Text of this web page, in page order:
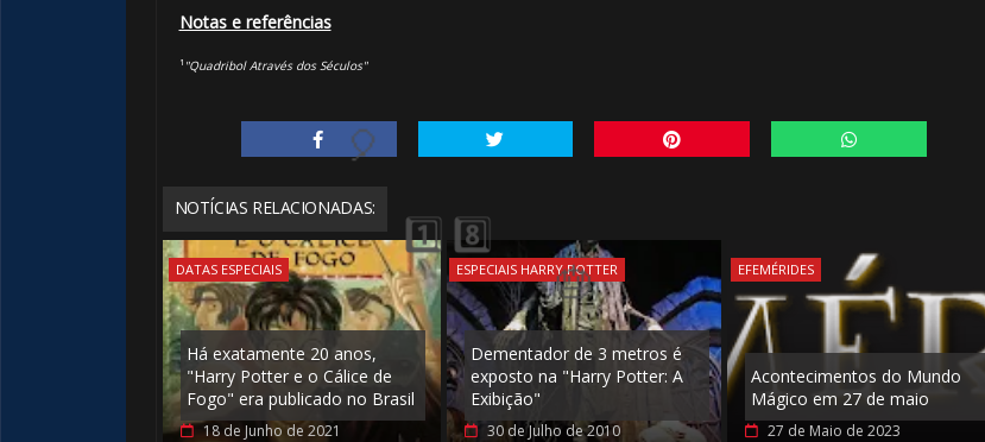
Notas e referências
¹ "Quadribol Através dos Séculos"
NOTÍCIAS RELACIONADAS:
DATAS ESPECIAIS
Há exatamente 20 anos,
"Harry Potter e o Cálice de
Fogo" era publicado no Brasil
18 de Junho de 2021
ESPECIAIS HARRY POTTER
Dementador de 3 metros é
exposto na "Harry Potter: A
Exibição"
30 de Julho de 2010
EFEMÉRIDES
Acontecimentos do Mundo
Mágico em 27 de maio
27 de Maio de 2023
1️⃣ 8️⃣